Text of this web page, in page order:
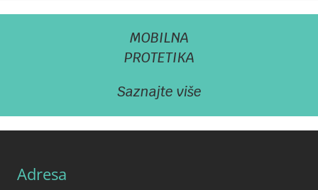
MOBILNA
PROTETIKA
Saznajte više
Adresa